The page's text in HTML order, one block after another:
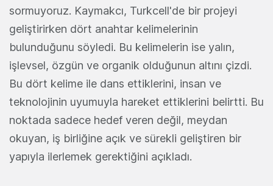
sormuyoruz. Kaymakcı, Turkcell'de bir projeyi
geliştirirken dört anahtar kelimelerinin
bulunduğunu söyledi. Bu kelimelerin ise yalın,
işlevsel, özgün ve organik olduğunun altını çizdi.
Bu dört kelime ile dans ettiklerini, insan ve
teknolojinin uyumuyla hareket ettiklerini belirtti. Bu
noktada sadece hedef veren değil, meydan
okuyan, iş birliğine açık ve sürekli geliştiren bir
yapıyla ilerlemek gerektiğini açıkladı.